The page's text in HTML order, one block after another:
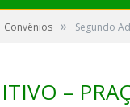
Convênios » Segundo
–